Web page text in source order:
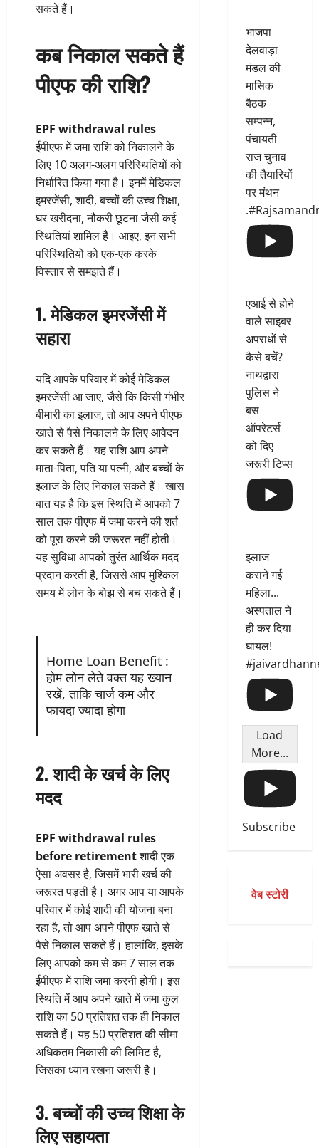
सकते हैं।
कब निकाल सकते हैं
पीएफ की राशि?
EPF withdrawal rules
ईपीएफ में जमा राशि को निकालने के
लिए 10 अलग-अलग परिस्थितियों को
निर्धारित किया गया है। इनमें मेडिकल
इमरजेंसी, शादी, बच्चों की उच्च शिक्षा,
घर खरीदना, नौकरी छूटना जैसी कई
स्थितियां शामिल हैं। आइए, इन सभी
परिस्थितियों को एक-एक करके
विस्तार से समझते हैं।
1. मेडिकल इमरजेंसी में
सहारा
यदि आपके परिवार में कोई मेडिकल
इमरजेंसी आ जाए, जैसे कि किसी गंभीर
बीमारी का इलाज, तो आप अपने पीएफ
खाते से पैसे निकालने के लिए आवेदन
कर सकते हैं। यह राशि आप अपने
माता-पिता, पति या पत्नी, और बच्चों के
इलाज के लिए निकाल सकते हैं। खास
बात यह है कि इस स्थिति में आपको 7
साल तक पीएफ में जमा करने की शर्त
को पूरा करने की जरूरत नहीं होती।
यह सुविधा आपको तुरंत आर्थिक मदद
प्रदान करती है, जिससे आप मुश्किल
समय में लोन के बोझ से बच सकते हैं।
Home Loan Benefit :
होम लोन लेते वक्त यह ख्यान
रखें, ताकि चार्ज कम और
फायदा ज्यादा होगा
2. शादी के खर्च के लिए
मदद
EPF withdrawal rules
before retirementशादी एक
ऐसा अवसर है, जिसमें भारी खर्च की
जरूरत पड़ती है। अगर आप या आपके
परिवार में कोई शादी की योजना बना
रहा है, तो आप अपने पीएफ खाते से
पैसे निकाल सकते हैं। हालांकि, इसके
लिए आपको कम से कम 7 साल तक
ईपीएफ में राशि जमा करनी होगी। इस
स्थिति में आप अपने खाते में जमा कुल
राशि का 50 प्रतिशत तक ही निकाल
सकते हैं। यह 50 प्रतिशत की सीमा
अधिकतम निकासी की लिमिट है,
जिसका ध्यान रखना जरूरी है।
3. बच्चों की उच्च शिक्षा के
लिए सहायता
भाजपा
देलवाड़ा
मंडल की
मासिक
बैठक
सम्पन्न,
पंचायती
राज चुनाव
की तैयारियों
पर मंथन
एआई से होने
वाले साइबर
अपराधों से
कैसे बचें?
नाथद्वारा
पुलिस ने
बस
ऑपरेटर्स
को दिए
जरूरी टिप्स
इलाज
कराने गई
महिला...
अस्पताल ने
ही कर दिया
घायल!
Load
More...
Subscribe
वेब स्टोरी